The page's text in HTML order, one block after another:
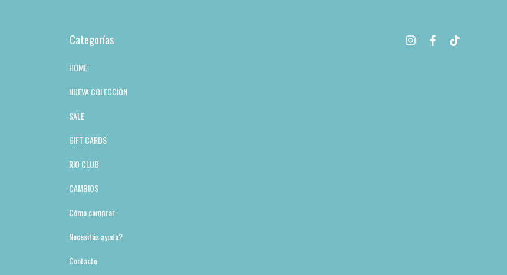
Categorías
HOME
NUEVA COLECCION
SALE
GIFT CARDS
RIO CLUB
CAMBIOS
Cómo comprar
Necesitás ayuda?
Contacto